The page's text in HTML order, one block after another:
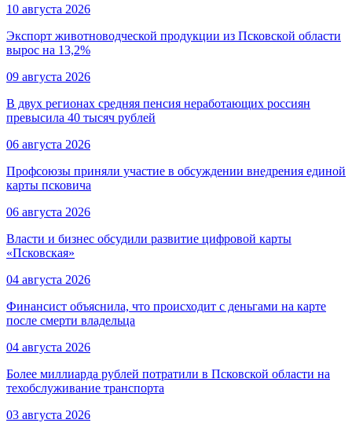
10 августа 2026
Экспорт животноводческой продукции из Псковской области
вырос на 13,2%
09 августа 2026
В двух регионах средняя пенсия неработающих россиян
превысила 40 тысяч рублей
06 августа 2026
Профсоюзы приняли участие в обсуждении внедрения единой
карты псковича
06 августа 2026
Власти и бизнес обсудили развитие цифровой карты
«Псковская»
04 августа 2026
Финансист объяснила, что происходит с деньгами на карте
после смерти владельца
04 августа 2026
Более миллиарда рублей потратили в Псковской области на
техобслуживание транспорта
03 августа 2026